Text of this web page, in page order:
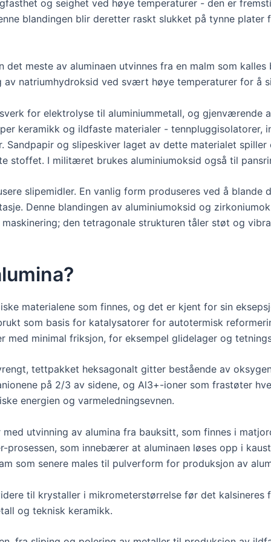
og seighet ved høye temperaturer - den er
blandingen blir deretter raskt slukket på tynne
det meste av aluminaen utvinnes fra en malm som
natriumhydroksid ved svært høye temperaturer for å
for elektrolyse til aluminiummetall, og gjenværende
keramikk og ildfaste materialer - tennpluggisolatorer,
Sandpapir og slipeskiver laget av dette materialet
stoffet. I militæret brukes aluminiumoksid også til
slipemidler. En vanlig form produseres ved å blande
Denne blandingen av aluminiumoksid og
den tetragonale strukturen tåler støt og
materialene som finnes, og det er kjent for sin
som basis for katalysatorer for autotermisk
med minimal friksjon, for eksempel glidelager og
tettpakket heksagonalt gitter bestående av
på 2/3 av sidene, og Al3+-ioner som frastøter
energien og varmeledningsevnen.
med utvinning av alumina fra bauksitt, som finnes i
prosessen, som innebærer at aluminaen løses opp i
som senere males til pulverform for produksjon av
til krystaller i mikrometerstørrelse før det kalsineres
og teknisk keramikk.